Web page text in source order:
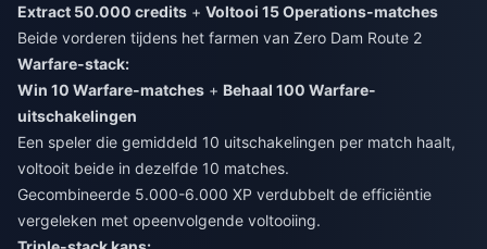
Extract 50.000 credits + Voltooi 15 Operations-matches
Beide vorderen tijdens het farmen van Zero Dam Route 2
Warfare-stack:
Win 10 Warfare-matches + Behaal 100 Warfare-
uitschakelingen
Een speler die gemiddeld 10 uitschakelingen per match haalt,
voltooit beide in dezelfde 10 matches.
Gecombineerde 5.000-6.000 XP verdubbelt de efficiëntie
vergeleken met opeenvolgende voltooiing.